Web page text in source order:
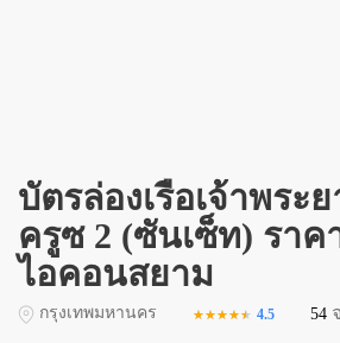
บัตรล่องเรือเจ้าพระ
ครูซ 2 (ซันเซ็ท) รา
ไอคอนสยาม
กรุงเทพมหานคร ★★★★★
★★★★★ 4.5 54